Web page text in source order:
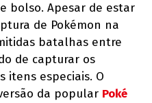
bolso. Apesar de estar
de Pokémon na
batalhas entre
de capturar os
itens especiais. O
da popular Poké